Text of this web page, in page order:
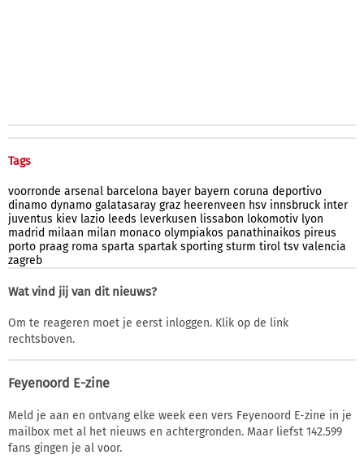
Tags
voorronde arsenal barcelona bayer bayern coruna deportivo
dinamo dynamo galatasaray graz heerenveen hsv innsbruck inter
juventus kiev lazio leeds leverkusen lissabon lokomotiv lyon
madrid milaan milan monaco olympiakos panathinaikos pireus
porto praag roma sparta spartak sporting sturm tirol tsv valencia
zagreb
Wat vind jij van dit nieuws?
Om te reageren moet je eerst inloggen. Klik op de link
rechtsboven.
Feyenoord E-zine
Meld je aan en ontvang elke week een vers Feyenoord E-zine in je
mailbox met al het nieuws en achtergronden. Maar liefst 142.599
fans gingen je al voor.